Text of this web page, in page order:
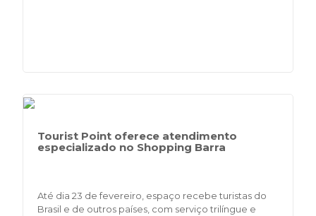
Tourist Point oferece atendimento
especializado no Shopping Barra
Até dia 23 de fevereiro, espaço recebe turistas do
Brasil e de outros países, com serviço trilíngue e